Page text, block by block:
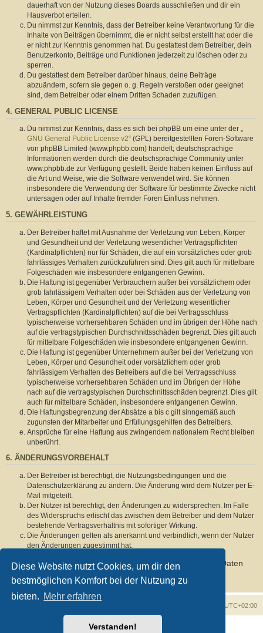
Diese Website nutzt Cookies, um dir den
bestmöglichen Komfort bei der Nutzung zu
bieten. Mehr erfahren
Verstanden!
dauerhaft von der Nutzung dieses Boards ausschließen und dir ein
Hausverbot erteilen.
Du nimmst zur Kenntnis, dass der Betreiber keine Verantwortung für die
Inhalte von Beiträgen übernimmt, die er nicht selbst erstellt hat oder die
er nicht zur Kenntnis genommen hat. Du gestattest dem Betreiber, dein
Benutzerkonto, Beiträge und Funktionen jederzeit zu löschen oder zu
sperren.
Du gestattest dem Betreiber darüber hinaus, deine Beiträge
abzuändern, sofern sie gegen o. g. Regeln verstoßen oder geeignet
sind, dem Betreiber oder einem Dritten Schaden zuzufügen.
4. GENERAL PUBLIC LICENSE
Du nimmst zur Kenntnis, dass es sich bei phpBB um eine unter der „
GNU General Public License v2“ (GPL) bereitgestellten Foren-Software
von phpBB Limited (www.phpbb.com) handelt; deutschsprachige
Informationen werden durch die deutschsprachige Community unter
www.phpbb.de zur Verfügung gestellt. Beide haben keinen Einfluss auf
die Art und Weise, wie die Software verwendet wird. Sie können
insbesondere die Verwendung der Software für bestimmte Zwecke nicht
untersagen oder auf Inhalte fremder Foren Einfluss nehmen.
5. GEWÄHRLEISTUNG
Der Betreiber haftet mit Ausnahme der Verletzung von Leben, Körper
und Gesundheit und der Verletzung wesentlicher Vertragspflichten
(Kardinalpflichten) nur für Schäden, die auf ein vorsätzliches oder grob
fahrlässiges Verhalten zurückzuführen sind. Dies gilt auch für mittelbare
Folgeschäden wie insbesondere entgangenen Gewinn.
Die Haftung ist gegenüber Verbrauchern außer bei vorsätzlichem oder
grob fahrlässigem Verhalten oder bei Schäden aus der Verletzung von
Leben, Körper und Gesundheit und der Verletzung wesentlicher
Vertragspflichten (Kardinalpflichten) auf die bei Vertragsschluss
typischerweise vorhersehbaren Schäden und im übrigen der Höhe nach
auf die vertragstypischen Durchschnittsschäden begrenzt. Dies gilt auch
für mittelbare Folgeschäden wie insbesondere entgangenen Gewinn.
Die Haftung ist gegenüber Unternehmern außer bei der Verletzung von
Leben, Körper und Gesundheit oder vorsätzlichem oder grob
fahrlässigem Verhalten des Betreibers auf die bei Vertragsschluss
typischerweise vorhersehbaren Schäden und im Übrigen der Höhe
nach auf die vertragstypischen Durchschnittsschäden begrenzt. Dies gilt
auch für mittelbare Schäden, insbesondere entgangenen Gewinn.
Die Haftungsbegrenzung der Absätze a bis c gilt sinngemäß auch
zugunsten der Mitarbeiter und Erfüllungsgehilfen des Betreibers.
Ansprüche für eine Haftung aus zwingendem nationalem Recht bleiben
unberührt.
6. ÄNDERUNGSVORBEHALT
Der Betreiber ist berechtigt, die Nutzungsbedingungen und die
Datenschutzerklärung zu ändern. Die Änderung wird dem Nutzer per E-
Mail mitgeteilt.
Der Nutzer ist berechtigt, den Änderungen zu widersprechen. Im Falle
des Widerspruchs erlischt das zwischen dem Betreiber und dem Nutzer
bestehende Vertragsverhältnis mit sofortiger Wirkung.
Die Änderungen gelten als anerkannt und verbindlich, wenn der Nutzer
den Änderungen zugestimmt hat.
Informationen über den Umgang mit deinen persönlichen Daten
sind in der Datenschutzerklärung enthalten.
UTC+02:00
Powered byphpBB® Forum Software © phpBB Limited